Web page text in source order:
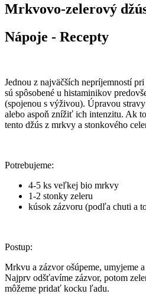
Mrkvovo-zelerový
Nápoje - Recepty
Jednou z najväčších nepríjemností
sú spôsobené u histaminikov
(spojenou s výživou). Úpravou
alebo aspoň znížiť ich intenzitu. Ak
tento džús z mrkvy a stonkového
Potrebujeme:
4-5 ks veľkej bio mrkvy
1-2 stonky zeleru
kúsok zázvoru (podľa chuti a
Postup:
Mrkvu a zázvor ošúpeme, umyjeme
Najprv odšťavíme zázvor, potom
môžeme pridať kocku ľadu.